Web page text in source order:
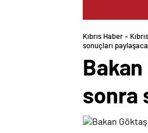
Kıbrıs Haber –
sonuçları
Bakan
sonra